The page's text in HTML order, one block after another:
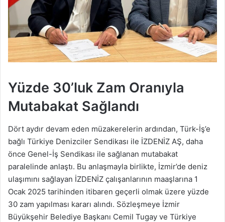
Yüzde 30’luk Zam Oranıyla
Mutabakat Sağlandı
Dört aydır devam eden müzakerelerin ardından, Türk-İş’e
bağlı Türkiye Denizciler Sendikası ile İZDENİZ AŞ, daha
önce Genel-İş Sendikası ile sağlanan mutabakat
paralelinde anlaştı. Bu anlaşmayla birlikte, İzmir’de deniz
ulaşımını sağlayan İZDENİZ çalışanlarının maaşlarına 1
Ocak 2025 tarihinden itibaren geçerli olmak üzere yüzde
30 zam yapılması kararı alındı. Sözleşmeye İzmir
Büyükşehir Belediye Başkanı Cemil Tugay ve Türkiye